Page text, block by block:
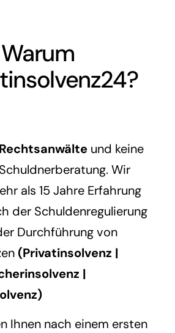
Warum
Rechtsanwälteund keine
Wir
als 15 Jahre Erfahrung
der Schuldenregulierung
Durchführung von
(Privatinsolvenz |
|
Ihnen nach einem ersten